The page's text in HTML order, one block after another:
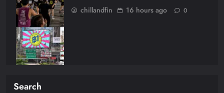
chillandfin 16 hours ago 0
Search